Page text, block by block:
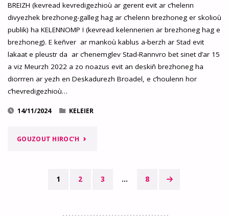
RANNVROEL
HA
BRUDAÑ
ANEZHO
LEZENN
MOLAC
HA
BREIZH (kevread kevredigezhioù ar gerent evit ar c’helenn
divyezhek brezhoneg-galleg hag ar c’helenn brezhoneg er skolioù
publik) ha KELENNOMP ! (kevread kelennerien ar brezhoneg hag e
brezhoneg). E keñver ar mankoù kablus a-berzh ar Stad evit
lakaat e pleustr da ar c’henemglev Stad-Rannvro bet sinet d’ar 15
a viz Meurzh 2022 a zo noazus evit an deskiñ brezhoneg ha
diorrren ar yezh en Deskadurezh Broadel, e c’houlenn hor
c’hevredigezhioù…
14/11/2024 KELEIER
GOUZOUT HIROC’H "NAC’HAÑ
E
1 2 3 … 8